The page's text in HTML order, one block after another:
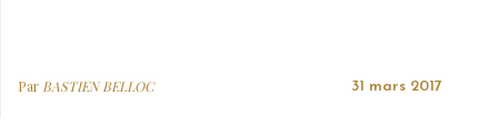
ParBASTIEN BELLOC 31 mars 2017